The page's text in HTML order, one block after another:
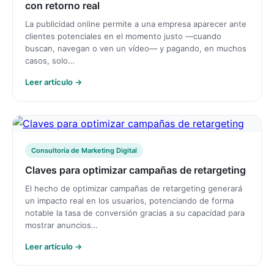
con retorno real
La publicidad online permite a una empresa aparecer ante
clientes potenciales en el momento justo —cuando
buscan, navegan o ven un vídeo— y pagando, en muchos
casos, solo…
Leer artículo →
Consultoría de Marketing Digital
Claves para optimizar campañas de retargeting
El hecho de optimizar campañas de retargeting generará
un impacto real en los usuarios, potenciando de forma
notable la tasa de conversión gracias a su capacidad para
mostrar anuncios…
Leer artículo →